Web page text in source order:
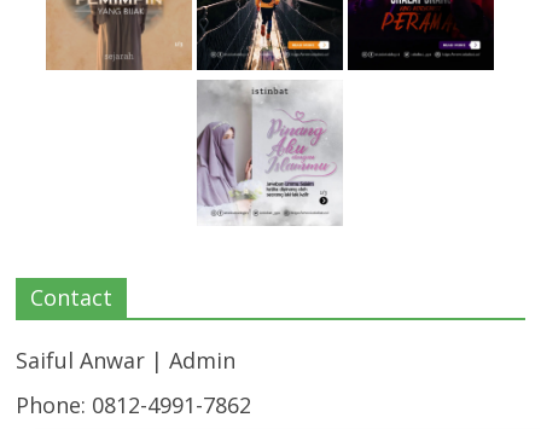
Contact
Saiful Anwar | Admin
Phone: 0812-4991-7862